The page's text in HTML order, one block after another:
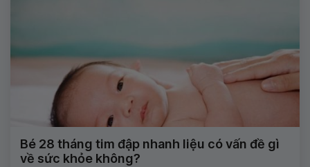
Bé 28 tháng tim đập nhanh liệu có vấn đề gì
về sức khỏe không?